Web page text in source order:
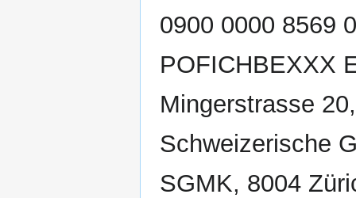
0900 0000 8569
POFICHBEXXX
Mingerstrasse
Schweizerische
SGMK, 8004